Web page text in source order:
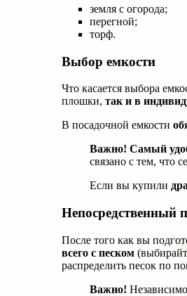
земля с огорода;
перегной;
торф.
Выбор емкости
Что касается выбора
плошки, так и в
В посадочной емкости
Важно! Самый
связано с тем, что
Если вы купили
Непосредственный
После того как вы
всего с песком
распределить песок по
Важно!